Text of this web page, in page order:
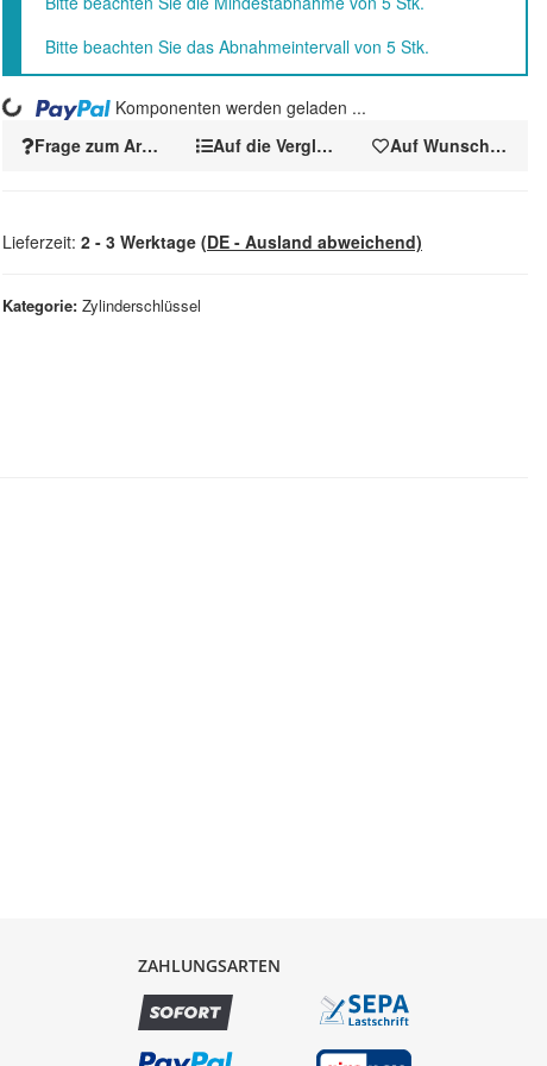
Kategorie Zylinderschlüssel
Frage zum Artikel Auf die VergleichslisteAuf Wunschzettel
Bitte beachten Sie das Abnahmeintervall von 5 Stk.
Loading... Komponenten werden geladen ...
Lieferzeit: 2 - 3 Werktage (DE - Ausland abweichend)
ZAHLUNGSARTEN